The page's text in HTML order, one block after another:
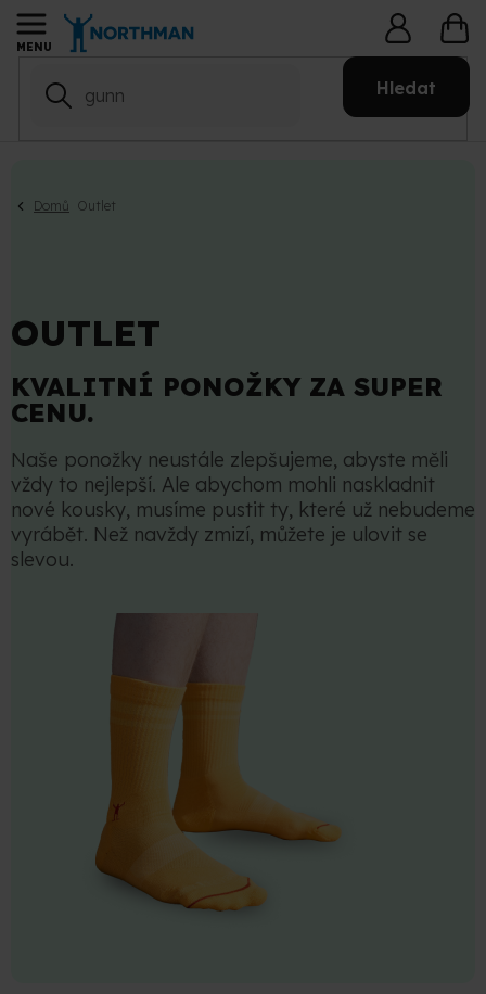
Přejít
na
Hledat
Domů Outlet
OUTLET
KVALITNÍ PONOŽKY ZA SUPER
CENU.
Naše ponožky neustále zlepšujeme, abyste měli
vždy to nejlepší. Ale abychom mohli naskladnit
nové kousky, musíme pustit ty, které už nebudeme
vyrábět. Než navždy zmizí, můžete je ulovit se
slevou.